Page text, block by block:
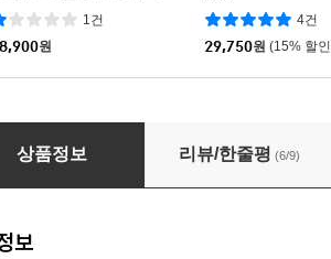
어리 qna
1건
원
4건
29,750원 (15% 할
아웃풋 Q&A 독서록 - (필사노트/ 독서노
상품정보 리뷰/한줄평 (6/9)
보